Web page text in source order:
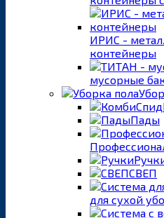
ИРИС -
контейнеры
мусорные
Пады
СВЕП
для сухой